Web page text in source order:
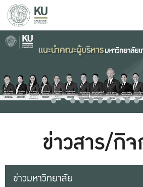
ข่าวสาร/กิ
ข่าวมหาวิทยาลัย